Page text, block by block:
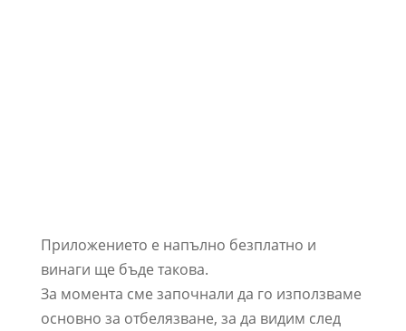
Приложението е напълно безплатно и
винаги ще бъде такова.
За момента сме започнали да го използваме
основно за отбелязване, за да видим след